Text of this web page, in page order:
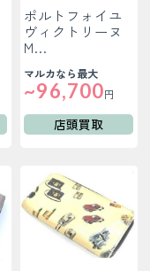
ポルトフォイユ
ヴィクトリーヌ
M…
マルカなら最大
~96,700円
店頭買取